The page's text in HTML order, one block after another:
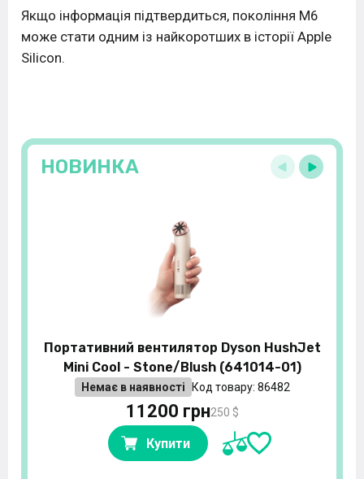
Якщо інформація підтвердиться, покоління M6
може стати одним із найкоротших в історії Apple
Silicon.
НОВИНКА
Портативний вентилятор Dyson HushJet
Mini Cool - Stone/Blush (641014-01)
Немає в наявності Код товару: 86482
11200 грн250 $
Купити